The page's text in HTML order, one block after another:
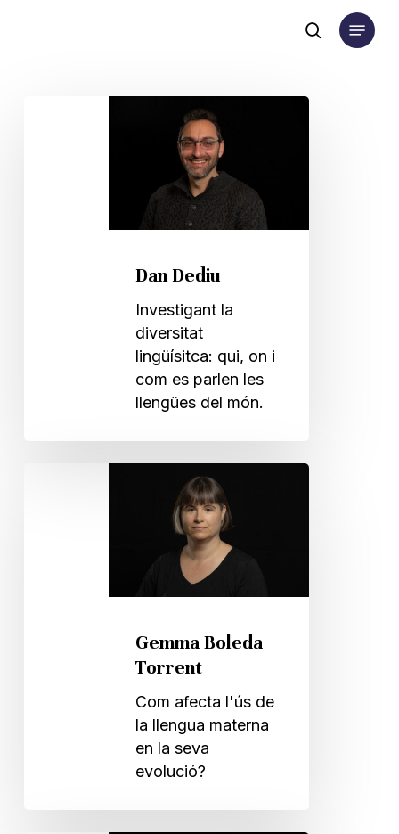
search
Menu
Dan Dediu
Investigant la
diversitat
lingüísitca: qui, on i
com es parlen les
llengües del món.
Gemma Boleda
Torrent
Com afecta l'ús de
la llengua materna
en la seva
evolució?